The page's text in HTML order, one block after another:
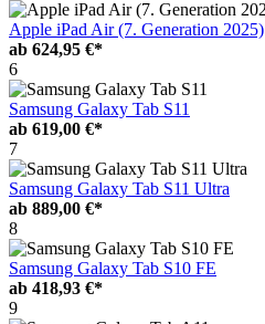
Apple iPad Air (7. Generation 2025)
ab 624,95 €*
6
Samsung Galaxy Tab S11
ab 619,00 €*
7
Samsung Galaxy Tab S11 Ultra
ab 889,00 €*
8
Samsung Galaxy Tab S10 FE
ab 418,93 €*
9